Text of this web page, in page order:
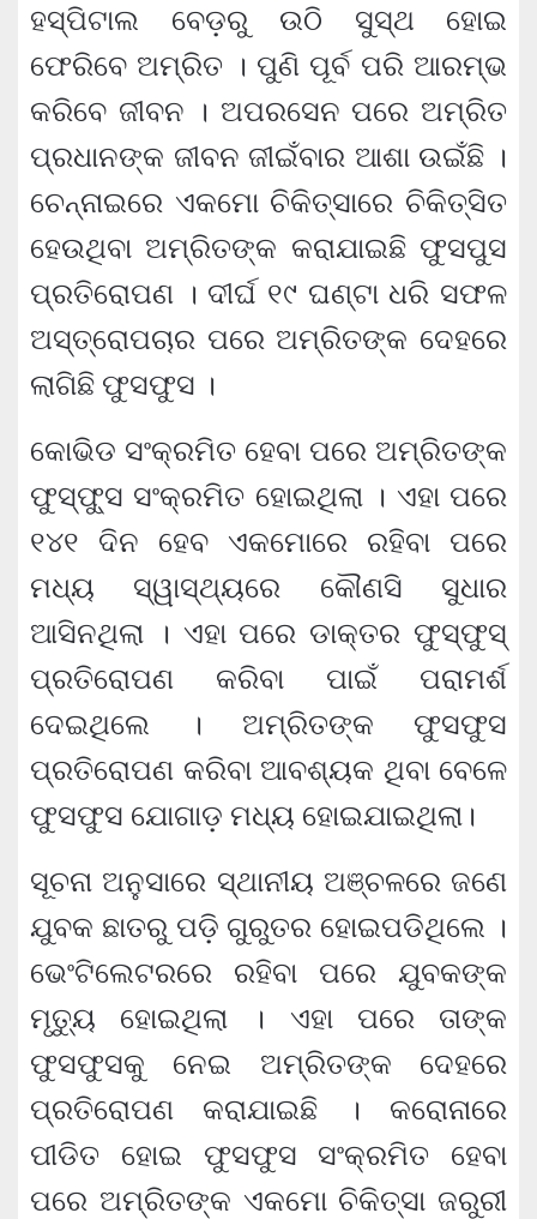
ହସ୍ପିଟାଲ ବେଡ଼ରୁ ଉଠି ସୁସ୍ଥ ହୋଇ
ଫେରିବେ ଅମ୍ରିତ । ପୁଣି ପୂର୍ବ ପରି ଆରମ୍ଭ
କରିବେ ଜୀବନ । ଅପରସେନ ପରେ ଅମ୍ରିତ
ପ୍ରଧାନଙ୍କ ଜୀବନ ଜୀଇଁବାର ଆଶା ଉଇଁଛି ।
ଚେନ୍ନାଇରେ ଏକମୋ ଚିକିତ୍ସାରେ ଚିକିତ୍ସିତ
ହେଉଥିବା ଅମ୍ରିତଙ୍କ କରାଯାଇଛି ଫୁସପୁସ
ପ୍ରତିରୋପଣ । ଦୀର୍ଘ ୧୯ ଘଣ୍ଟା ଧରି ସଫଳ
ଅସ୍ତ୍ରୋପଚାର ପରେ ଅମ୍ରିତଙ୍କ ଦେହରେ
ଲାଗିଛି ଫୁସଫୁସ ।
କୋଭିଡ ସଂକ୍ରମିତ ହେବା ପରେ ଅମ୍ରିତଙ୍କ
ଫୁସ୍‌ଫୁ୍‌ସ ସଂକ୍ରମିତ ହୋଇଥିଲା । ଏହା ପରେ
୧୪୧ ଦିନ ହେବ ଏକମୋରେ ରହିବା ପରେ
ମଧ୍ୟ ସ୍ୱାସ୍ଥ୍ୟରେ କୌଣସି ସୁଧାର
ଆସିନଥିଲା । ଏହା ପରେ ଡାକ୍ତର ଫୁସ୍‌ଫୁସ୍‌
ପ୍ରତିରୋପଣ କରିବା ପାଇଁ ପରାମର୍ଶ
ଦେଇଥିଲେ । ଅମ୍ରିତଙ୍କ ଫୁସଫୁସ
ପ୍ରତିରୋପଣ କରିବା ଆବଶ୍ୟକ ଥିବା ବେଳେ
ଫୁସଫୁସ ଯୋଗାଡ଼ ମଧ୍ୟ ହୋଇଯାଇଥିଲା।
ସୂଚନା ଅନୁସାରେ ସ୍ଥାନୀୟ ଅଞ୍ଚଳରେ ଜଣେ
ଯୁବକ ଛାତରୁ ପଡ଼ି ଗୁରୁତର ହୋଇପଡିଥିଲେ ।
ଭେଂଟିଲେଟରରେ ରହିବା ପରେ ଯୁବକଙ୍କ
ମୃତ୍ୟୁ ହୋଇଥିଲା । ଏହା ପରେ ତାଙ୍କ
ଫୁସଫୁସକୁ ନେଇ ଅମ୍ରିତଙ୍କ ଦେହରେ
ପ୍ରତିରୋପଣ କରାଯାଇଛି । କରୋନାରେ
ପୀଡିତ ହୋଇ ଫୁସଫୁସ ସଂକ୍ରମିତ ହେବା
ପରେ ଅମ୍ରିତଙ୍କ ଏକମୋ ଚିକିତ୍ସା ଜରୁରୀ